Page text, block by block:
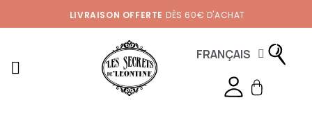
LIVRAISON OFFERTE DÈS 60€ D'ACHAT
FRANÇAIS